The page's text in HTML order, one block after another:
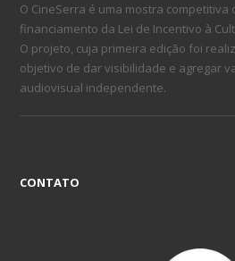
O CineSerra é uma mostra competitiva
financiamento da Lei de Incentivo à
O projeto, cuja primeira edição foi
objetivo de dar visibilidade e agregar
audiovisual independente.
CONTATO